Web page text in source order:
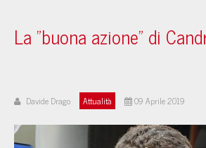
La "buona azione" di
Davide Drago Attualità 09 Aprile 2019